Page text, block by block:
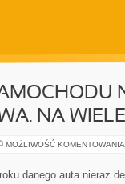
NA WIELE
MOŻLIWOŚĆ KOMENTOWANIA
danego auta nieraz